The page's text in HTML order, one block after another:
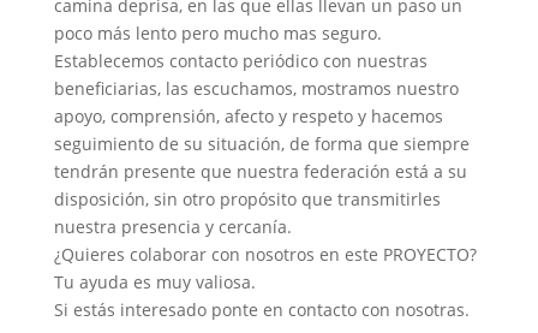
camina deprisa, en las que ellas llevan un paso un
poco más lento pero mucho mas seguro.
Establecemos contacto periódico con nuestras
beneficiarias, las escuchamos, mostramos nuestro
apoyo, comprensión, afecto y respeto y hacemos
seguimiento de su situación, de forma que siempre
tendrán presente que nuestra federación está a su
disposición, sin otro propósito que transmitirles
nuestra presencia y cercanía.
¿Quieres colaborar con nosotros en este PROYECTO?
Tu ayuda es muy valiosa.
Si estás interesado ponte en contacto con nosotras.